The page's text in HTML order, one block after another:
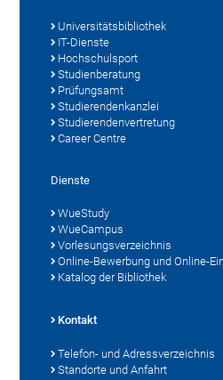
Universitätsbibliothek
IT-Dienste
Hochschulsport
Studienberatung
Prüfungsamt
Studierendenkanzlei
Studierendenvertretung
Career Centre
Dienste
WueStudy
WueCampus
Vorlesungsverzeichnis
Online-Bewerbung und Online-
Katalog der Bibliothek
Kontakt
Telefon- und Adressverzeichnis
Standorte und Anfahrt